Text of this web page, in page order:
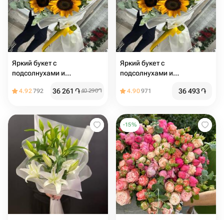
Яркий букет с
подсолнухами и
4.92792 36 261 ֏40 290֏
Яркий букет с
подсолнухами и
4.90971 36 493֏
-15%